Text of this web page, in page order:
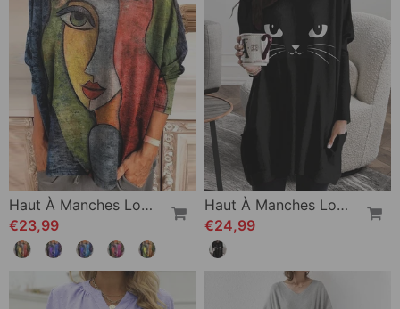
Haut À Manches Longues Et Imprimé De Silhouettes
€23,99
Haut À Manches Longues Imprimé Chat
€24,99